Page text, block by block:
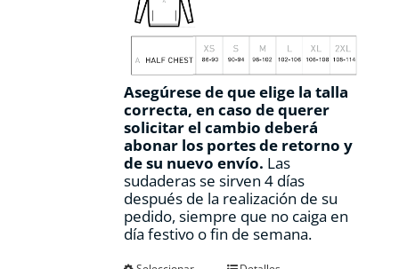
Asegúrese de que elige la talla
correcta, en caso de querer
solicitar el cambio deberá
abonar los portes de retorno y
de su nuevo envío. Las
sudaderas se sirven 4 días
después de la realización de su
pedido, siempre que no caiga en
día festivo o fin de semana.